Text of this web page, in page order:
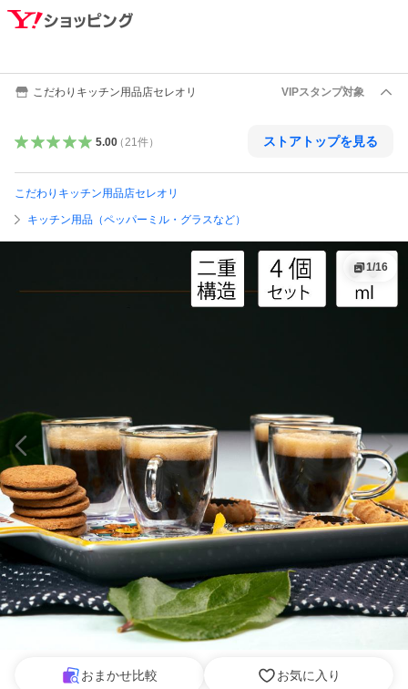
こだわりキッチン用品店セレオリ VIPスタンプ対象
5.00（ 21件） ストアトップを見る
こだわりキッチン用品店セレオリ
キッチン用品（ペッパーミル・グラスなど）
1/16
おまかせ比較 お気に入り